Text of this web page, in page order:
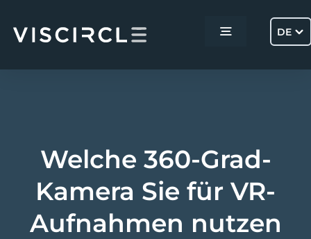
Toggle
Projekte
Über uns
DE
Welche 360-Grad-
Kamera Sie für VR-
Aufnahmen nutzen